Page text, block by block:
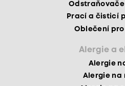
Prací a čisticí
Oblečení
Alergie a
Alergie
Alergie na